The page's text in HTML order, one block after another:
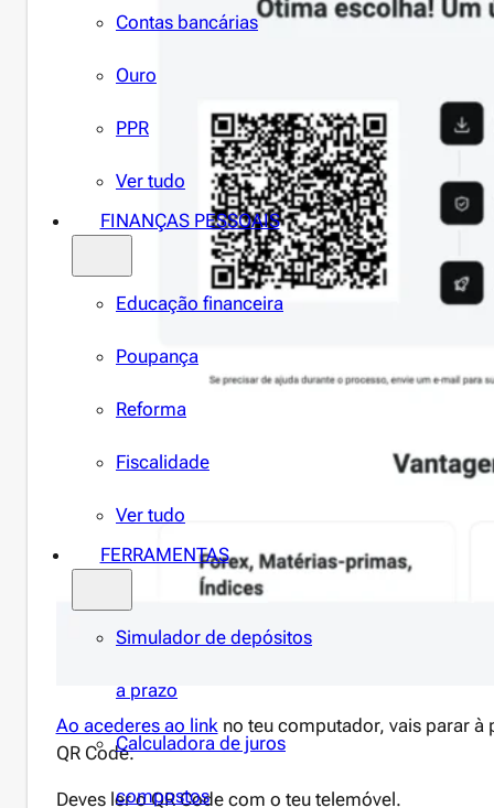
Contas bancárias
Ouro
PPR
Ver tudo
FINANÇAS PESSOAIS
Educação financeira
Poupança
Reforma
Fiscalidade
Ver tudo
FERRAMENTAS
Simulador de depósitos
a prazo
Calculadora de juros
compostos
Ao acederes ao linkno teu computador, vais parar à
QR Code.
Deves ler o QR Code com o teu telemóvel.